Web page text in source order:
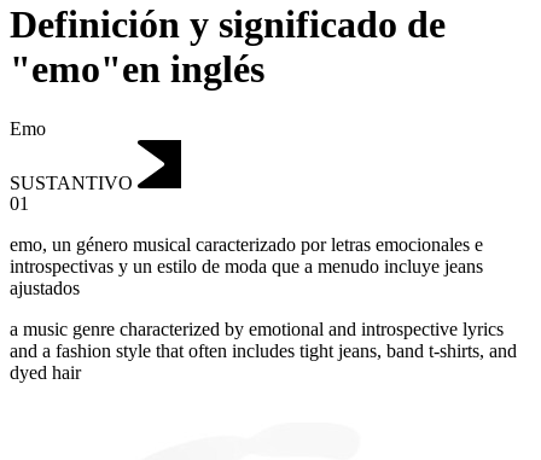
Definición y significado de
"emo"en inglés
Emo
SUSTANTIVO
01
emo, un género musical caracterizado por letras emocionales e
introspectivas y un estilo de moda que a menudo incluye jeans
ajustados
a music genre characterized by emotional and introspective lyrics
and a fashion style that often includes tight jeans, band t-shirts, and
dyed hair